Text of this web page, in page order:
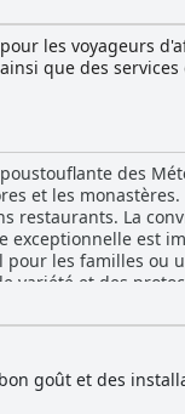
les voyageurs
que des
des
et les monastères.
restaurants. La
exceptionnelle est
les familles ou
variété et des
la montagne et des
un personnel
des problèmes
La piscine est un
Météores. L'hôtel
goût et des